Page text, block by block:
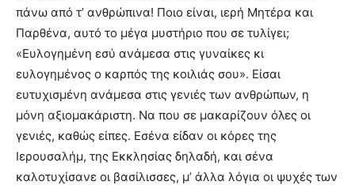
πάνω από τ’ ανθρώπινα! Ποιο είναι, ιερή Μητέρα και
Παρθένα, αυτό το μέγα μυστήριο που σε τυλίγει;
«Ευλογημένη εσύ ανάμεσα στις γυναίκες κι
ευλογημένος ο καρπός της κοιλιάς σου». Είσαι
ευτυχισμένη ανάμεσα στις γενιές των ανθρώπων, η
μόνη αξιομακάριστη. Να που σε μακαρίζουν όλες οι
γενιές, καθώς είπες. Εσένα είδαν οι κόρες της
Ιερουσαλήμ, της Εκκλησίας δηλαδή, και σένα
καλοτυχίσανε οι βασίλισσες, μ’ άλλα λόγια οι ψυχές των